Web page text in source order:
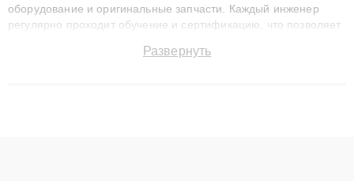
оборудование и оригинальные запчасти. Каждый инженер
регулярно проходит обучение и сертификацию, что позволяет
технику с сохранением гарантии до 3 лет. Наши мастера
Развернуть